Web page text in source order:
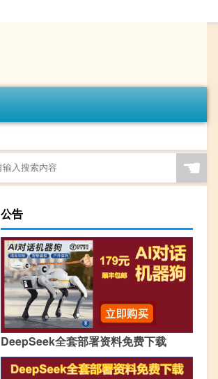
☚
公告
DeepSeek全套部署资料免费下载